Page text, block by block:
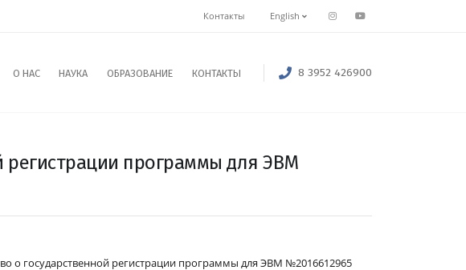
Контакты English
О НАС НАУКА ОБРАЗОВАНИЕ КОНТАКТЫ 8 3952 426900
регистрации программы для ЭВМ
о государственной регистрации программы для ЭВМ №2016612965